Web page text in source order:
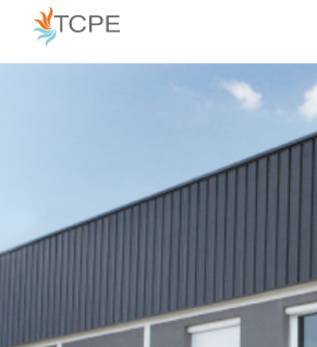
Panneau de gestion des cookies